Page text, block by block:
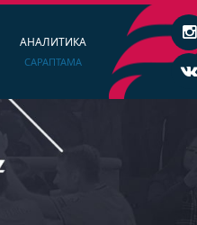
АНАЛИТИКА
САРАПТАМА